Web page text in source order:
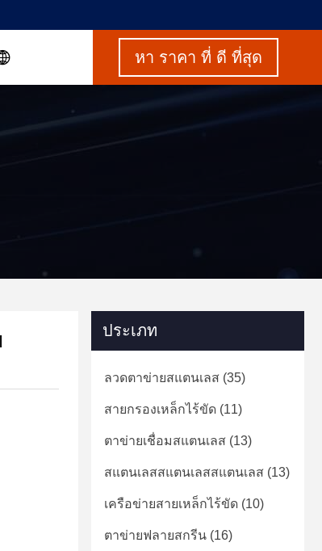
หา ราคา ที่ ดี ที่สุด
ประเภท
ลวดตาข่ายสแตนเลส (35)
สายกรองเหล็กไร้ขัด (11)
ตาข่ายเชื่อมสแตนเลส (13)
สแตนเลสสแตนเลสสแตนเลส (13)
เครือข่ายสายเหล็กไร้ขัด (10)
ตาข่ายฟลายสกรีน (16)